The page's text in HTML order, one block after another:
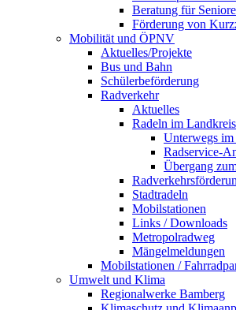
Beratung für
Förderung von
Mobilität und ÖPNV
Aktuelles/Projekte
Bus und Bahn
Schülerbeförderung
Radverkehr
Aktuelles
Radeln im
Unterwegs
Radservice-
Übergang
Stadtradeln
Mobilstationen
Links / Downloads
Metropolradweg
Mängelmeldungen
Mobilstationen /
Umwelt und Klima
Regionalwerke Bamberg